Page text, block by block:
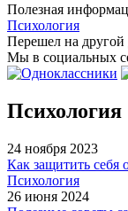
Полезная
Психология
Перешел на другой
Мы в социальных
Психология
24 ноября 2023
Как защитить себя
Психология
26 июня 2024